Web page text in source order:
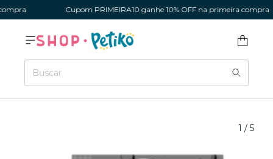
Cupom PRIMEIRA10 ganhe 10% OFF na primeira compra
1 / 5